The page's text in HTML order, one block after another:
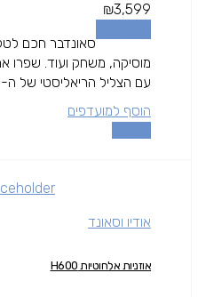
₪3,599
סאונדבר חכם
מוסיקה, משחק ועוד. שפרו
עם הצליל הריאליסטי של ה- Arc, כולל Dolby...
הוסף למועדפים
אודיו וסאונד
אוזניות אלחוטיות H600